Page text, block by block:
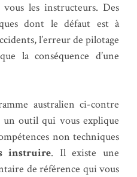
les instructeurs. Des
dont le défaut est à
l’erreur de pilotage
la conséquence d’une
australien ci-contre
un outil qui vous explique
non techniques
instruire. Il existe une
de référence qui vous